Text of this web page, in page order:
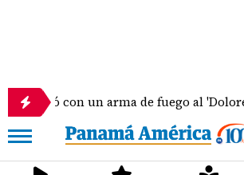
con un arma de fuego al